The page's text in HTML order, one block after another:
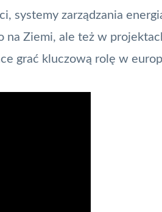
systemy zarządzania
na Ziemi, ale też w
grać kluczową rolę w